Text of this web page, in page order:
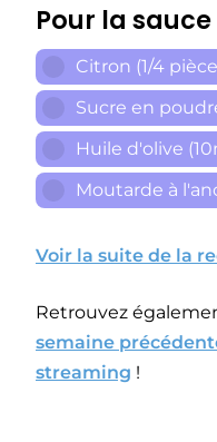
Pour la sauce
Citron (1/4
Sucre en
Huile d'olive
Moutarde à
Voir la suite de la
Retrouvez
semaine
streaming !